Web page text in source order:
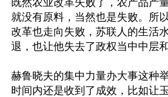
既然农业改革失败了，农产品产
就没有原料，当然也是失败。所
改革也走向失败，苏联人的生活
退，也让他失去了政权当中中层
赫鲁晓夫的集中力量办大事这种
时间内还是收到了成效，比如让